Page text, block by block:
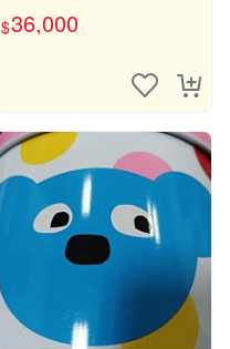
ico Robin ワンピース
$36,000